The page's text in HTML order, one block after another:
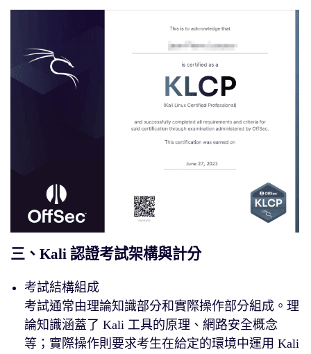
三、Kali 認證考試架構與計分
考試結構組成
考試通常由理論知識部分和實際操作部分組成。理
論知識涵蓋了 Kali 工具的原理、網路安全概念
等；實際操作則要求考生在給定的環境中運用 Kali